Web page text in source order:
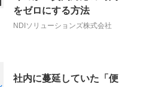
をゼロにする方法
NDIソリューションズ株式会社
社内に蔓延していた「便